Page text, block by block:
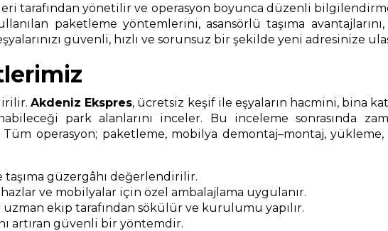
tarafından yönetilir ve operasyon boyunca düzenli
paketleme yöntemlerini, asansörlü taşıma
güvenli, hızlı ve sorunsuz bir şekilde yeni adresinize
Akdeniz Ekspres, ücretsiz keşif ile eşyaların hacmini, bina
park alanlarını inceler. Bu inceleme sonrasında
operasyon; paketleme, mobilya demontaj–montaj,
taşıma güzergâhı değerlendirilir.
ve mobilyalar için özel ambalajlama uygulanır.
ekip tarafından sökülür ve kurulumu yapılır.
artıran güvenli bir yöntemdir.